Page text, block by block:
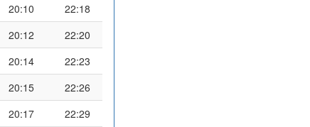
20:10
22:18
20:12
22:20
20:14
22:23
20:15
22:26
20:17
22:29